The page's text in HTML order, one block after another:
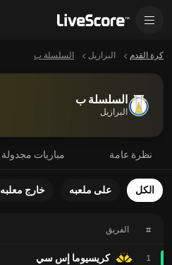
كرة القدم البرازيل السلسلة ب
السلسلة ب
البرازيل
نظرة عامة مباريات مجدولة
الكل على ملعبه خارج معلبه
# الفريق
1 كريسيوما إس سي